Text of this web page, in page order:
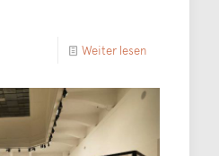
Weiter lesen